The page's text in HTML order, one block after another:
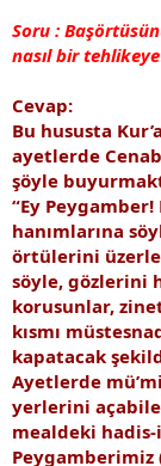
Soru :
nasıl bir
Cevap:
Bu hususta
ayetlerde
şöyle
“Ey Peygamber!
hanımlarına
örtülerini
söyle, gözlerini
korusunlar,
kısmı
kapatacak
Ayetlerde
yerlerini
mealdeki
Peygamberimiz